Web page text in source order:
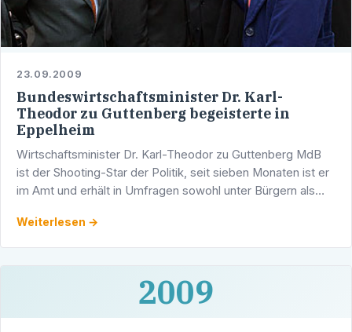
23.09.2009
Bundeswirtschaftsminister Dr. Karl-
Theodor zu Guttenberg begeisterte in
Eppelheim
Wirtschaftsminister Dr. Karl-Theodor zu Guttenberg MdB
ist der Shooting-Star der Politik, seit sieben Monaten ist er
im Amt und erhält in Umfragen sowohl unter Bürgern als
Weiterlesen →
2009